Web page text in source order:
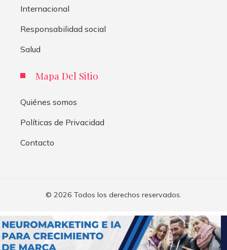
Internacional
Responsabilidad social
Salud
Mapa Del Sitio
Quiénes somos
Políticas de Privacidad
Contacto
© 2026 Todos los derechos reservados.